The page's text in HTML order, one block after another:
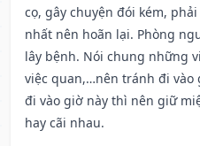
cọ, gây chuyện đói kém,
nhất nên hoãn lại. Phòng
lây bệnh. Nói chung những
việc quan,…nên tránh đi vào
đi vào giờ này thì nên giữ
hay cãi nhau.